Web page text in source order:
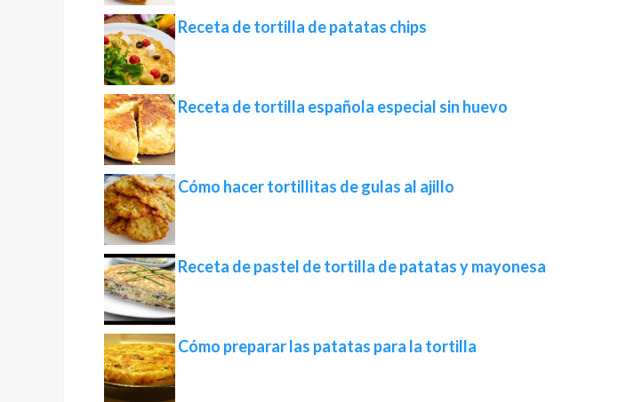
Receta de tortilla de patatas chips
Receta de tortilla española especial sin huevo
Cómo hacer tortillitas de gulas al ajillo
Receta de pastel de tortilla de patatas y mayonesa
Cómo preparar las patatas para la tortilla